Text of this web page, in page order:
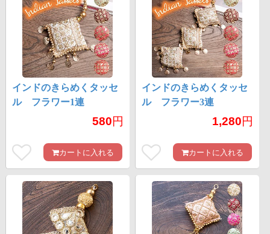
インドのきらめくタッセ
ル フラワー1連
580円
カートに入れる
インドのきらめくタッセ
ル フラワー3連
1,280円
カートに入れる